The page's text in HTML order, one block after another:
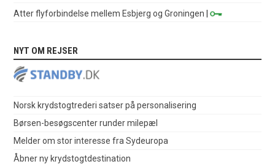
Atter flyforbindelse mellem Esbjerg og Groningen |
NYT OM REJSER
Norsk krydstogtrederi satser på personalisering
Børsen-besøgscenter runder milepæl
Melder om stor interesse fra Sydeuropa
Åbner ny krydstogtdestination